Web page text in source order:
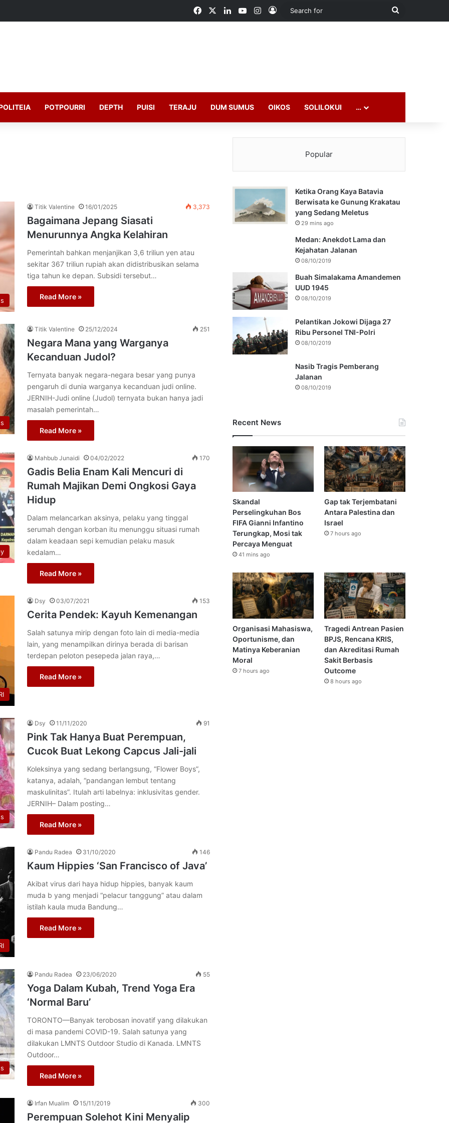
FacebookLinkedInYouTubeInstagram
Log In
Search
POTPOURRI DEPTH PUISI TERAJU DUM SUMUS OIKOS SOLILOKUI …
Titik Valentine 16/01/2025 3,373
Bagaimana Jepang Siasati
Menurunnya Angka Kelahiran
Pemerintah bahkan menjanjikan 3,6 triliun yen atau
sekitar 367 triliun rupiah akan didistribusikan selama
tiga tahun ke depan. Subsidi tersebut…
Read More »
Titik Valentine 25/12/2024 251
Negara Mana yang Warganya
Kecanduan Judol?
Ternyata banyak negara-negara besar yang punya
pengaruh di dunia warganya kecanduan judi online.
JERNIH-Judi online (Judol) ternyata bukan hanya jadi
masalah pemerintah…
Read More »
Mahbub Junaidi 04/02/2022 170
Gadis Belia Enam Kali Mencuri di
Rumah Majikan Demi Ongkosi Gaya
Hidup
Dalam melancarkan aksinya, pelaku yang tinggal
serumah dengan korban itu menunggu situasi rumah
dalam keadaan sepi kemudian pelaku masuk
kedalam…
Read More »
Dsy 03/07/2021 153
Cerita Pendek: Kayuh Kemenangan
Salah satunya mirip dengan foto lain di media-media
lain, yang menampilkan dirinya berada di barisan
terdepan peloton pesepeda jalan raya,…
Read More »
Dsy 11/11/2020 91
Pink Tak Hanya Buat Perempuan,
Cucok Buat Lekong Capcus Jali-jali
Koleksinya yang sedang berlangsung, “Flower Boys”,
katanya, adalah, “pandangan lembut tentang
maskulinitas”. Itulah arti labelnya: inklusivitas gender.
JERNIH– Dalam posting…
Read More »
Pandu Radea 31/10/2020 146
Kaum Hippies ‘San Francisco of Java’
Akibat virus dari haya hidup hippies, banyak kaum
muda b yang menjadi “pelacur tanggung” atau dalam
istilah kaula muda Bandung…
Read More »
Pandu Radea 23/06/2020 55
Yoga Dalam Kubah, Trend Yoga Era
‘Normal Baru’
TORONTO—Banyak terobosan inovatif yang dilakukan
di masa pandemi COVID-19. Salah satunya yang
dilakukan LMNTS Outdoor Studio di Kanada. LMNTS
Outdoor…
Read More »
Irfan Mualim 15/11/2019 300
Perempuan Solehot Kini Menyalip
Popular
Ketika Orang Kaya Batavia
Berwisata ke Gunung Krakatau
yang Sedang Meletus
29 mins ago
Medan: Anekdot Lama dan
Kejahatan Jalanan
08/10/2019
Buah Simalakama Amandemen
UUD 1945
08/10/2019
Pelantikan Jokowi Dijaga 27
Ribu Personel TNI-Polri
08/10/2019
Nasib Tragis Pemberang
Jalanan
08/10/2019
Recent News
Skandal
Perselingkuhan Bos
FIFA Gianni Infantino
Terungkap, Mosi tak
Percaya Menguat
41 mins ago
Gap tak Terjembatani
Antara Palestina dan
Israel
7 hours ago
Organisasi Mahasiswa,
Oportunisme, dan
Matinya Keberanian
Moral
7 hours ago
Tragedi Antrean Pasien
BPJS, Rencana KRIS,
dan Akreditasi Rumah
Sakit Berbasis
Outcome
8 hours ago